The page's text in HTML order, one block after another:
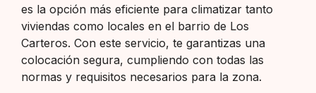
es la opción más eficiente para climatizar tanto
viviendas como locales en el barrio de Los
Carteros. Con este servicio, te garantizas una
colocación segura, cumpliendo con todas las
normas y requisitos necesarios para la zona.